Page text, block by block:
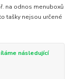
na odnos menuboxů
tašky nejsou určené
následující